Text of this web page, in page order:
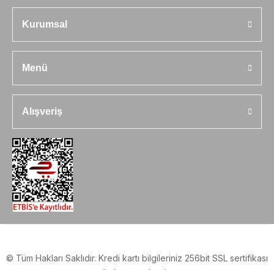
Kurumsal
Menü
Alışveriş
© Tüm Hakları Saklıdır. Kredi kartı bilgileriniz 256bit SSL sertifikası